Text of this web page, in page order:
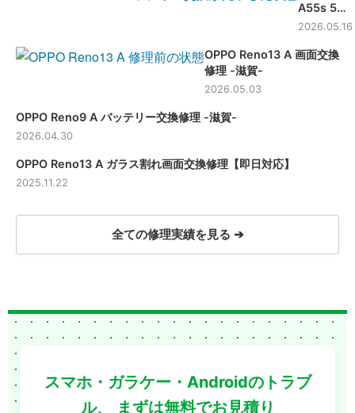
A55s 5G
経年劣化
ッテリー
2026.05.16
OPPO Reno13 A 画面交換
修理 -滋賀-
2026.05.03
OPPO Reno9 A バッテリー交換修理 -滋賀-
2026.04.30
OPPO Reno13 A ガラス割れ画面交換修理【即日対応】
2025.11.22
全ての修理実績を見る ➔
スマホ・ガラケー・Androidのトラブ
ル、
まずは無料でお見積り